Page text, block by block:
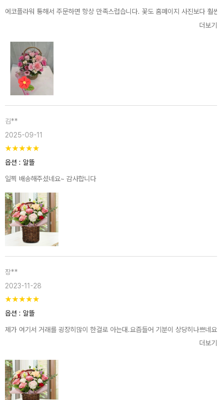
에코플라워 통해서 주문하면 항상 만족스럽습니다. 꽃도 홈페이지 사진보다 훨
더보기
김**
2025-09-11
★★★★★
옵션 : 알뜰
일찍 배송해주셨네요~ 감사합니다
장**
2023-11-28
★★★★★
옵션 : 알뜰
제가 여기서 거래를 굉장히많이 한걸로 아는대.요즘들어 기분이 상당히나쁘네
더보기